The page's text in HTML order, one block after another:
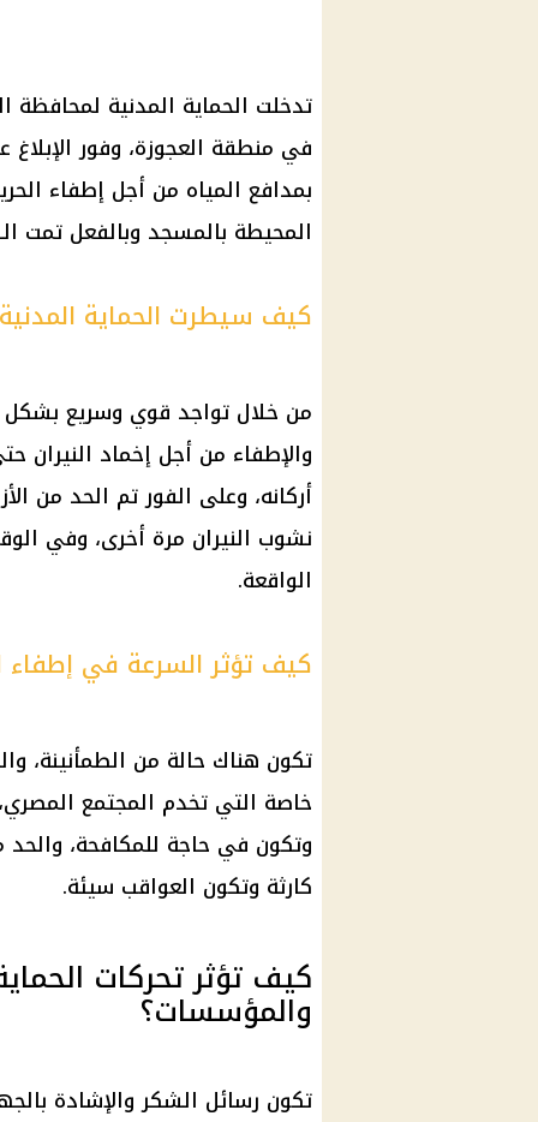
تدخلت الحماية المدنية
في منطقة العجوزة، وفور
بمدافع المياه من أجل إطفاء
المحيطة بالمسجد وبالفعل تمت
كيف سيطرت الحماية
من خلال تواجد قوي وسريع بشكل
والإطفاء من أجل إخماد النيران
أركانه، وعلى الفور تم الحد من
نشوب النيران مرة أخرى، وفي
الواقعة.
كيف تؤثر السرعة في إطفاء
تكون هناك حالة من الطمأنينة،
خاصة التي تخدم المجتمع
وتكون في حاجة للمكافحة،
كارثة وتكون العواقب سيئة.
كيف تؤثر تحركات
والمؤسسات؟
تكون رسائل الشكر والإشادة